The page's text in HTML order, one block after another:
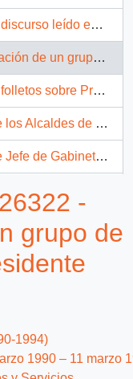
del Encuentro de Dos Mundos en Punta Arenas]
personas al Presidente Aylwin]
Centro Cultural Alameda]
actual Gobernador Provincial a quien le fue solicitada su renuncia]
al Jefe de Gabinete de la Presidencia]
-
grupo de
1994)
1990 – 11 marzo